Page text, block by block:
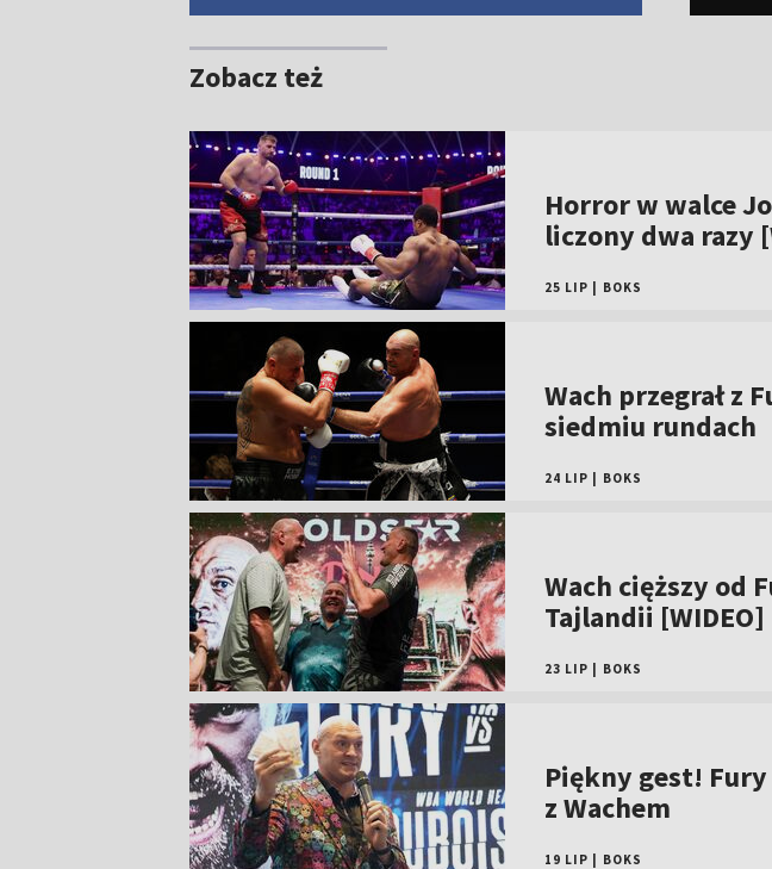
Zobacz też
Horror w walce
liczony dwa razy
25 LIP BOKS
Wach przegrał z
siedmiu rundach
24 LIP BOKS
Wach cięższy od
Tajlandii [WIDEO]
23 LIP BOKS
Piękny gest!
z Wachem
19 LIP BOKS